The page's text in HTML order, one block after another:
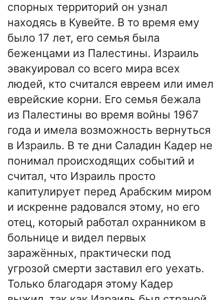
спорных территорий он узнал
находясь в Кувейте. В то время ему
было 17 лет, его семья была
беженцами из Палестины. Израиль
эвакуировал со всего мира всех
людей, кто считался евреем или имел
еврейские корни. Его семья бежала
из Палестины во время войны 1967
года и имела возможность вернуться
в Израиль. В те дни Саладин Кадер не
понимал происходящих событий и
считал, что Израиль просто
капитулирует перед Арабским миром
и искренне радовался этому, но его
отец, который работал охранником в
больнице и видел первых
заражённых, практически под
угрозой смерти заставил его уехать.
Только благодаря этому Кадер